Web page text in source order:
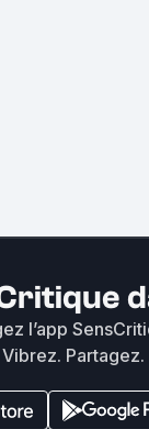
l’app
Partagez.